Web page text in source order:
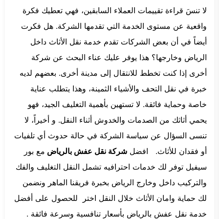
لا تنسَ قراءة تقييمات العملاء السابقين، فهي تعطيك فكرة
واقعية عن مستوى الخدمة التي تقدمها الشركة. هل فكرت
أيضاً في أن بعض الشركات تقدم خدمة نقل الأثاث داخل
الرياض وخارجها؟ هذا يوفر عليك عناء البحث عن شركة
أخرى إذا كنت تخطط للانتقال إلى مدينة أخرى. بعضهم لديه
خبرة في نقل التحف والأشياء الثمينة، وهذا يتطلب عناية
خاصة وحماية فائقة. لا تستهين بأهمية التغليف الجيد، فهو
يحمي أثاثك من الصدمات والخدوش أثناء النقل. و أخيراً، لا
تنسى السؤال عن سياسة الشركة في حالة حدوث أي تلفيات
أو فقدان للأثاث. افضل شركة نقل عفش بالرياض مع بور
سيفيل توفر لك خدمات احترافيه تشمل النقل التغليف والفك
والتركيب داخل وخارج الرياض بخبرة فريقنا الماهر ونضمن
لك حماية وامان الأثاث خلال النقل اختر للحصول على أفضل
خدمة نقل عفش بالرياض بأسعار تنافسية وسرعة فائقة .